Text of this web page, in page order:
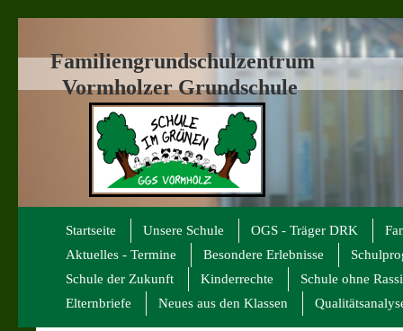
Familiengrundschulzentrum
Vormholzer Grundschule
Startseite Unsere Schule OGS - Träger DRK
Aktuelles - Termine
Besondere Erlebnisse
Schule der Zukunft
Kinderrechte
Schule ohne
Elternbriefe
Neues aus den Klassen